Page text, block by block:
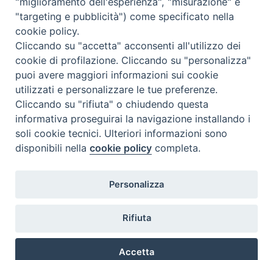
Contatti & Info
C.ne Aurelia, 50 – 00165 Roma
Contatti
Scrivi a: cnvf@chiesacattolica.it
"targeting e pubblicità") come specificato nella
cookie policy.
Cliccando su "accetta" acconsenti all'utilizzo dei
cookie di profilazione. Cliccando su "personalizza"
puoi avere maggiori informazioni sui cookie
utilizzati e personalizzare le tue preferenze.
Cliccando su "rifiuta" o chiudendo questa
informativa proseguirai la navigazione installando i
soli cookie tecnici. Ulteriori informazioni sono
disponibili nellacookie policy completa.
Personalizza
Rifiuta
Accetta